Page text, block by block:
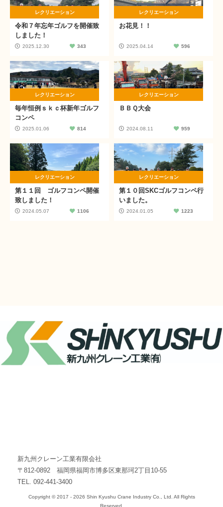
レクリエーション
令和７年忘年ゴルフを開催致
しました！
2025.12.30 343
レクリエーション
お花見！！
2025.04.14 596
レクリエーション
毎年恒例ｓｋｃ杯新年ゴルフ
コンペ
2025.01.06 814
レクリエーション
ＢＢＱ大会
2024.08.11 959
レクリエーション
第１１回 ゴルフコンペ開催
致しました！
2024.05.07 1106
レクリエーション
第１０回SKCゴルフコンペ行
いました。
2024.01.05 1223
新九州クレーン工業有限会社
〒812-0892 福岡県福岡市博多区東那珂2丁目10-55
TEL. 092-441-3400
Copyright © 2017 - 2026 Shin Kyushu Crane Industry Co., Ltd. All Rights
Reserved.